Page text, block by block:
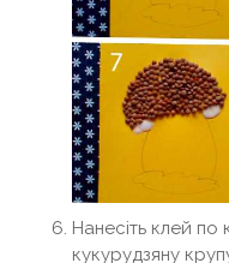
Нанесіть клей по
кукурудзяну